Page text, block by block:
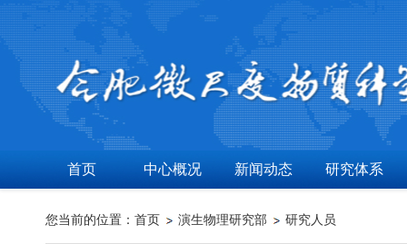
首页 中心概况 新闻动态 研究体系
您当前的位置： 首页 演生物理研究部 研究人员